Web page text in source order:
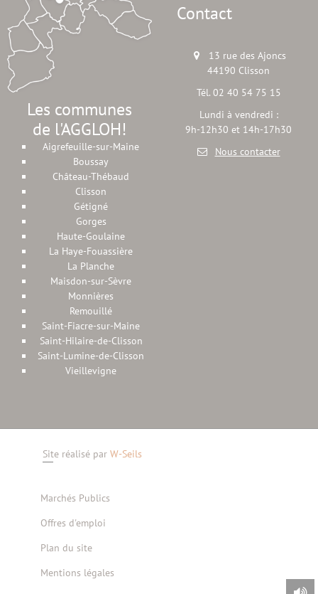
Les communes
de l'AGGLOH!
Aigrefeuille-sur-Maine
Boussay
Château-Thébaud
Clisson
Gétigné
Gorges
Haute-Goulaine
La Haye-Fouassière
La Planche
Maisdon-sur-Sèvre
Monnières
Remouillé
Saint-Fiacre-sur-Maine
Saint-Hilaire-de-Clisson
Saint-Lumine-de-Clisson
Vieillevigne
Contact
13 rue des Ajoncs
44190 Clisson
Tél. 02 40 54 75 15
Lundi à vendredi :
9h-12h30 et 14h-17h30
Nous contacter
Site réalisé par W-Seils
Marchés Publics
Offres d'emploi
Plan du site
Mentions légales